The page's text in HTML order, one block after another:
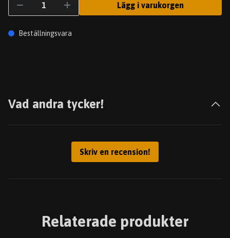
Lägg i varukorgen
Beställningsvara
Vad andra tycker!
Skriv en recension!
Relaterade produkter